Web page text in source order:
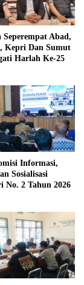
Seperempat Abad,
Kepri Dan Sumut
Harlah Ke-25
Informasi,
Sosialisasi
No. 2 Tahun 2026